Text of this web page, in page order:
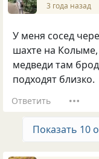
3 года назад
У меня сосед
шахте на Колыме,
медведи там
подходят близко.
Ответить
Показать 10